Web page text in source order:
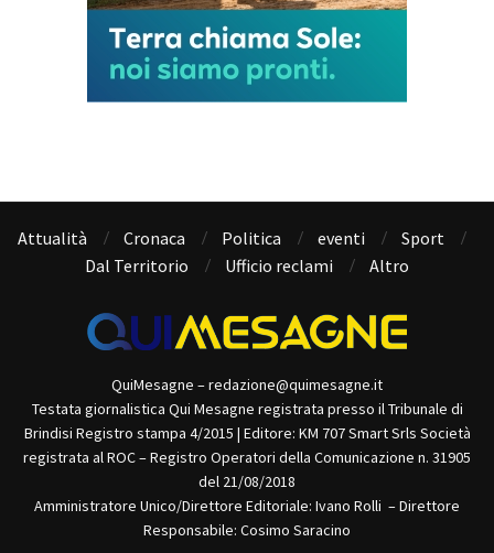
Attualità Cronaca Politica eventi
Sport
Dal Territorio
Ufficio reclami Altro
QuiMesagne – redazione@quimesagne.it
Testata giornalistica Qui Mesagne registrata presso il Tribunale di
Brindisi Registro stampa 4/2015 | Editore: KM 707 Smart Srls Società
registrata al ROC – Registro Operatori della Comunicazione n. 31905
del 21/08/2018
Amministratore Unico/Direttore Editoriale: Ivano Rolli – Direttore
Responsabile: Cosimo Saracino